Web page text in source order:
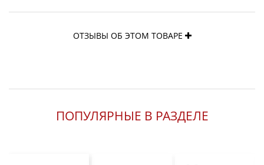
ОТЗЫВЫ ОБ ЭТОМ ТОВАРЕ
ПОПУЛЯРНЫЕ В РАЗДЕЛЕ